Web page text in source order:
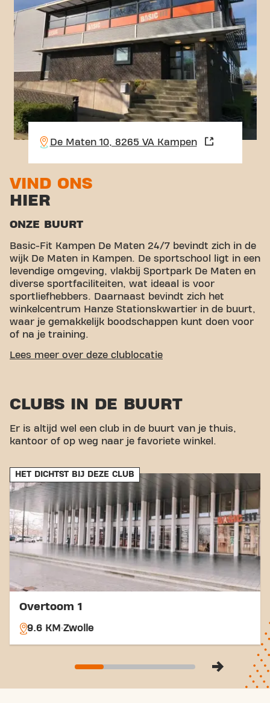
De Maten 10, 8265 VA Kampen
VIND ONS
HIER
ONZE BUURT
Basic-Fit Kampen De Maten 24/7 bevindt zich in de
wijk De Maten in Kampen. De sportschool ligt in een
levendige omgeving, vlakbij Sportpark De Maten en
diverse sportfaciliteiten, wat ideaal is voor
sportliefhebbers. Daarnaast bevindt zich het
winkelcentrum Hanze Stationskwartier in de buurt,
waar je gemakkelijk boodschappen kunt doen voor
of na je training.
GEMAKKELIJKE BEREIKBAARHEID
Auto:Er is parkeergelegenheid naast de
Bus:De dichtstbijzijnde bushaltes zijn
Bovenbroekweg en Begraafplaats.
afstand.
Met onze centrale ligging en toegankelijke
vervoersverbindingen is het bereiken van je
fitnessdoelen nog nooit zo makkelijk geweest. Kom
naar Basic-Fit Kampen De Maten 24/7 in Kampen
en maak deel uit van onze fitnessgemeenschap.
Lees meer over deze clublocatie
CLUBS IN DE BUURT
Er is altijd wel een club in de buurt van je thuis,
kantoor of op weg naar je favoriete winkel.
HET DICHTST BIJ DEZE CLUB
Overtoom 1
9.6 KM Zwolle